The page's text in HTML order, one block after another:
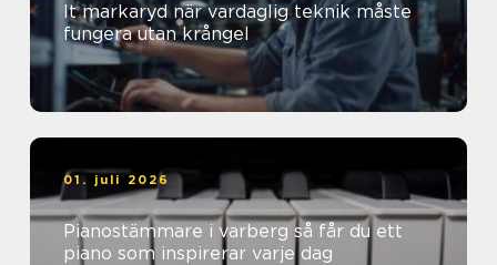
It markaryd när vardaglig teknik måste
fungera utan krångel
01. juli 2026
Pianostämmare i varberg så får du ett
piano som inspirerar varje dag